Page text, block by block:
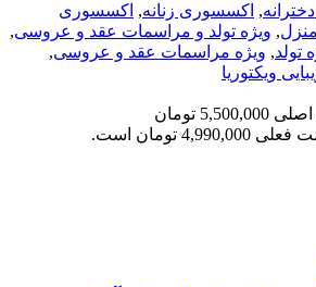
, اکسسوری زنانه, اکسسوری
, ویژه تولد و مراسمات عقد و عروسی,
تولد, ویژه مراسمات عقد و عروسی,
ویکتوریا
قیمت اصلی 5,500,000 تومان
4,990,000 تومان است.